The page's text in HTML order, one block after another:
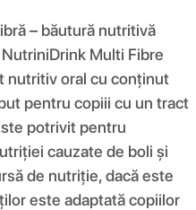
– băutură nutritivă
Multi Fibre
nutritiv oral cu conținut
pentru copiii cu un tract
potrivit pentru
cauzate de boli și
de nutriție, dacă este
este adaptată copiilor